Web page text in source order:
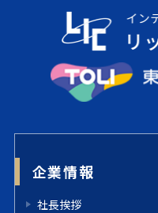
企業情報
社長挨拶